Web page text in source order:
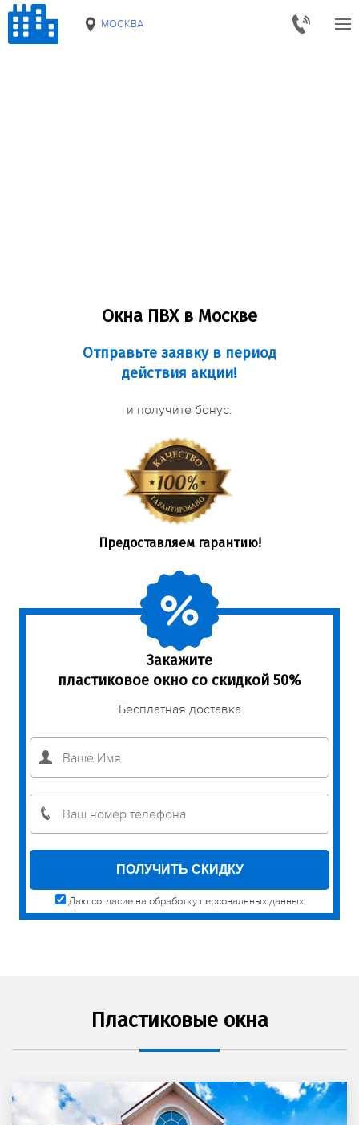
МОСКВА
Окна ПВХ в Москве
Отправьте заявку в период
действия акции!
и получите бонус.
Предоставляем гарантию!
Закажите
пластиковое окно со скидкой 50%
Бесплатная доставка
Даю согласие на обработку персональных данных
Пластиковые окна